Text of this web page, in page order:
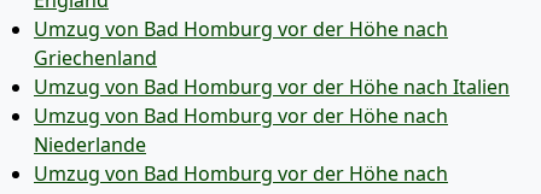
Umzug von Bad Homburg vor der Höhe nach
Griechenland
Umzug von Bad Homburg vor der Höhe nach Italien
Umzug von Bad Homburg vor der Höhe nach
Niederlande
Umzug von Bad Homburg vor der Höhe nach